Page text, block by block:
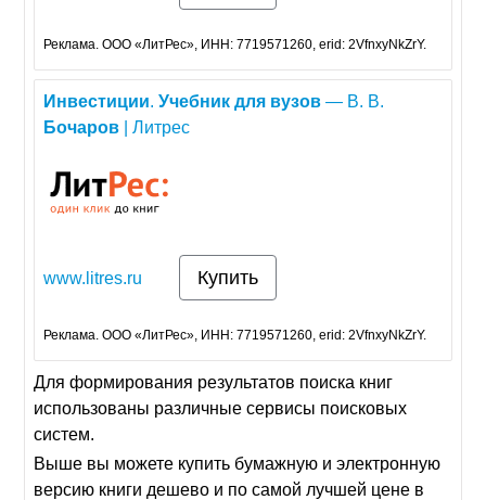
Реклама. ООО «ЛитРес», ИНН: 7719571260, erid: 2VfnxyNkZrY.
Инвестиции.Учебник для вузов — В. В.
Бочаров | Литрес
www.litres.ru Купить
Реклама. ООО «ЛитРес», ИНН: 7719571260, erid: 2VfnxyNkZrY.
Для формирования результатов поиска книг
использованы различные сервисы поисковых
систем.
Выше вы можете купить бумажную и электронную
версию книги дешево и по самой лучшей цене в